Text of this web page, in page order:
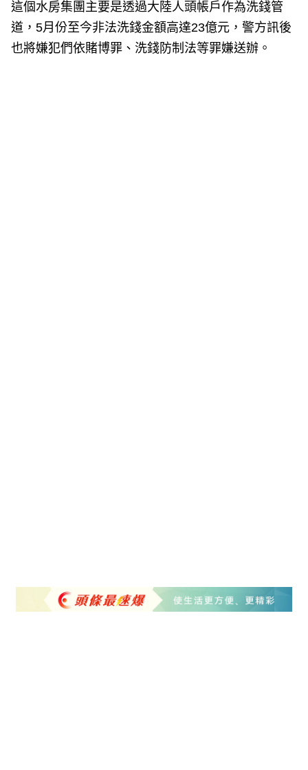
這個水房集團主要是透過大陸人頭帳戶作為洗錢管
道，5月份至今非法洗錢金額高達23億元，警方訊後
也將嫌犯們依賭博罪、洗錢防制法等罪嫌送辦。